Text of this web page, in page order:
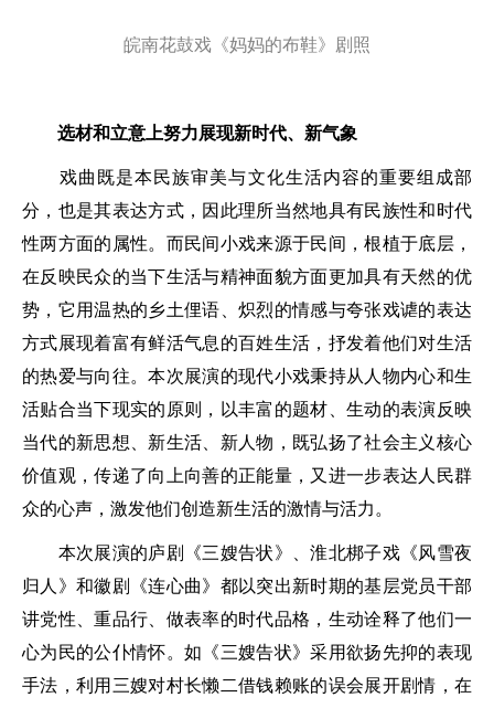
皖南花鼓戏《妈妈的布鞋》剧照
选材和立意上努力展现新时代、新气象
戏曲既是本民族审美与文化生活内容的重要组成部
分，也是其表达方式，因此理所当然地具有民族性和时代
性两方面的属性。而民间小戏来源于民间，根植于底层，
在反映民众的当下生活与精神面貌方面更加具有天然的优
势，它用温热的乡土俚语、炽烈的情感与夸张戏谑的表达
方式展现着富有鲜活气息的百姓生活，抒发着他们对生活
的热爱与向往。本次展演的现代小戏秉持从人物内心和生
活贴合当下现实的原则，以丰富的题材、生动的表演反映
当代的新思想、新生活、新人物，既弘扬了社会主义核心
价值观，传递了向上向善的正能量，又进一步表达人民群
众的心声，激发他们创造新生活的激情与活力。
本次展演的庐剧《三嫂告状》、淮北梆子戏《风雪夜
归人》和徽剧《连心曲》都以突出新时期的基层党员干部
讲党性、重品行、做表率的时代品格，生动诠释了他们一
心为民的公仆情怀。如《三嫂告状》采用欲扬先抑的表现
手法，利用三嫂对村长懒二借钱赖账的误会展开剧情，在